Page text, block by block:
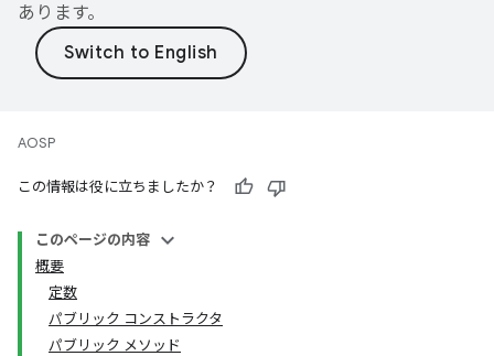
あります。
AOSP
この情報は役に立ちましたか？
このページの内容
概要
定数
パブリック コンストラクタ
パブリック メソッド